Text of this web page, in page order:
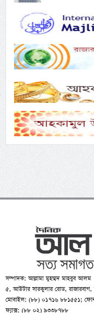
সম্পাদক: আল্লামা মুহম্মদ মাহবুব আলম
৫, আউটার সারকুলার রোড, রাজারবাগ,
মোবাইল: (৮৮) ০১৭১৬ ৮৮১৫৫১;
ফ্যাক্স: (৮৮ ০২) ৯৩৩৮৭৮৮